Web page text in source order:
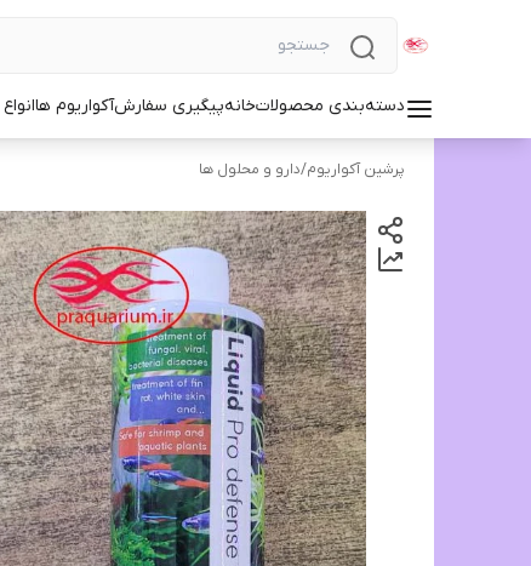
دسته‌بندی محصولاتخانهپیگیری سفارشآکواریوم ها
پرشین آکواریوم/دارو و محلول ها